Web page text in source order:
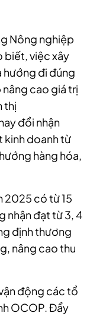
Nông nghiệp
biết, việc xây
hướng đi đúng
nâng cao giá trị
thị
đổi nhận
kinh doanh từ
hàng hóa,
2025 có từ 15
nhận đạt từ 3, 4
định thương
nâng cao thu
động các tổ
OCOP. Đẩy